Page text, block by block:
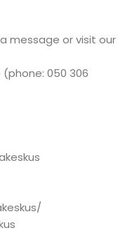
message or visit our
050 306